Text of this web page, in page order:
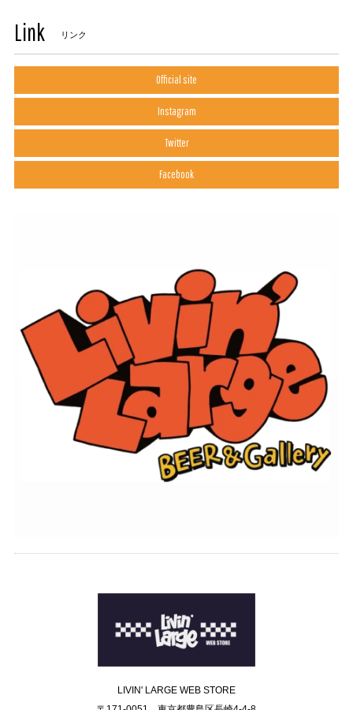
Link リンク
Official site
Instagram
Twitter
Facebook
LIVIN' LARGE WEB STORE